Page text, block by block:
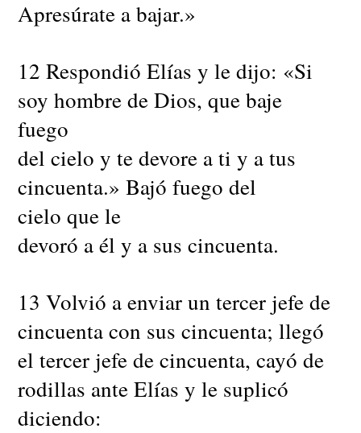
Apresúrate a bajar.»
12 Respondió Elías y le dijo: «Si
soy hombre de Dios, que baje
fuego
del cielo y te devore a ti y a tus
cincuenta.» Bajó fuego del
cielo que le
devoró a él y a sus cincuenta.
13 Volvió a enviar un tercer jefe de
cincuenta con sus cincuenta; llegó
el tercer jefe de cincuenta, cayó de
rodillas ante Elías y le suplicó
diciendo: